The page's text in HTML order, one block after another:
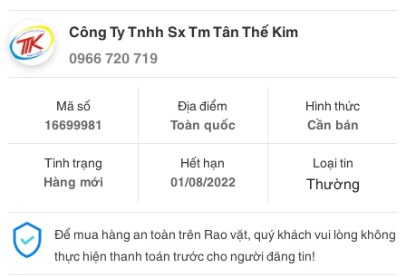
Công Ty Tnhh Sx Tm Tân Thế Kim
0966 720 719
Mã số
16699981
Địa điểm
Toàn quốc
Hình thức
Cần bán
Tình trạng
Hàng mới
Hết hạn
01/08/2022
Loại tin
Thường
Để mua hàng an toàn trên Rao vặt, quý khách vui lòng không
thực hiện thanh toán trước cho người đăng tin!